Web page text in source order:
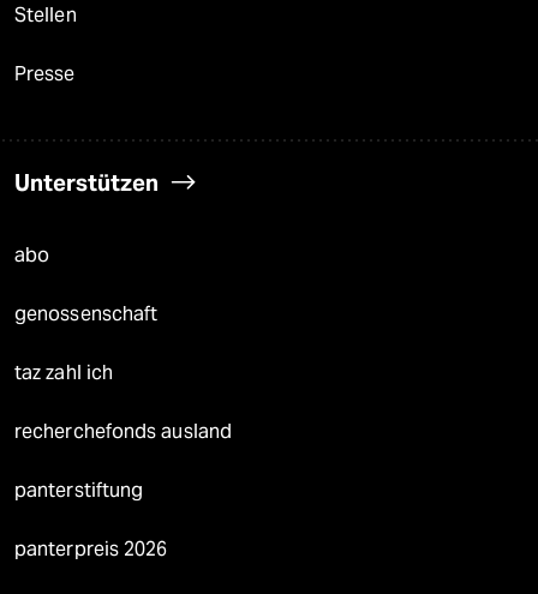
Stellen
Presse
Unterstützen
abo
genossenschaft
taz zahl ich
recherchefonds ausland
panterstiftung
panterpreis 2026